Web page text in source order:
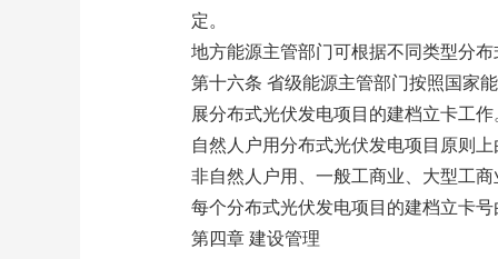
定。
地方能源主管部门可根据不同类型分
第十六条 省级能源主管部门按照国家
展分布式光伏发电项目的建档立卡工
自然人户用分布式光伏发电项目原则
非自然人户用、一般工商业、大型工
每个分布式光伏发电项目的建档立卡
第四章 建设管理